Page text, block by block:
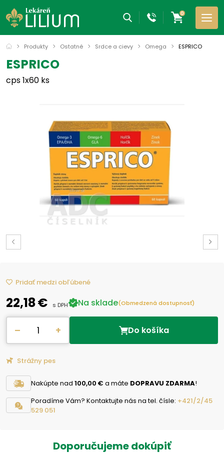
0
Produkty Ostatné Srdce a cievy Omega ESPRICO
ESPRICO
cps 1x60 ks
Pridať medzi obľúbené
22,18 € s DPH Na sklade(Obmedzená dostupnosť)
– + Do košíka
Strážny pes
Nakúpte nad 100,00 € a máte DOPRAVU ZDARMA!
Poradíme Vám? Kontaktujte nás na tel. čísle: +421/2/45
529 051
Doporučujeme dokúpiť